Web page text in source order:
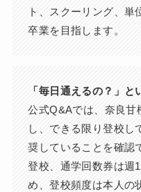
ト、スクーリング、単
卒業を目指します。
「毎日通えるの？」と
公式Q&Aでは、奈良甘
し、できる限り登校し
奨していることを確認
登校、通学回数券は週
め、登校頻度は本人の